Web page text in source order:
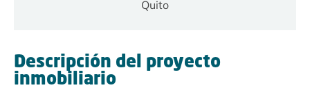
Quito
Descripción del proyecto
inmobiliario